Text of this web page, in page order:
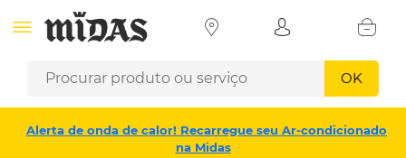
OK
Alerta de onda de calor! Recarregue seu Ar-condicionado
na Midas